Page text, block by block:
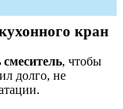
кран
смеситель, чтобы
долго, не